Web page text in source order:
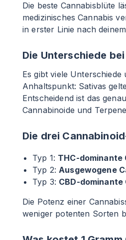
Die beste Cannabisblüte
medizinisches Cannabis
in erster Linie nach
Die Unterschiede
Es gibt viele
Anhaltspunkt: Sativas
Entscheidend ist das
Cannabinoide und
Die drei
Typ 1: THC-dominante
Typ 2:Ausgewogene
Typ 3: CBD-
Die Potenz einer
weniger potenten Sorten